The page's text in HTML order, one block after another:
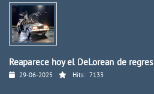
Reaparece hoy el DeLorean de regres
29-06-2025 Hits: 7133